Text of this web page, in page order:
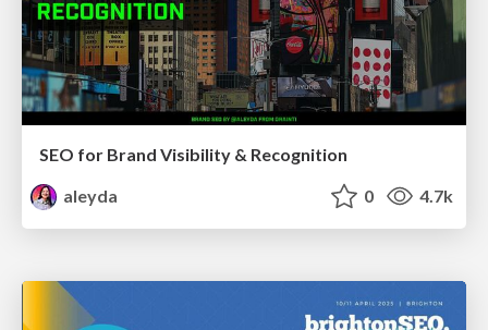
SEO for Brand Visibility & Recognition
aleyda
0 4.7k